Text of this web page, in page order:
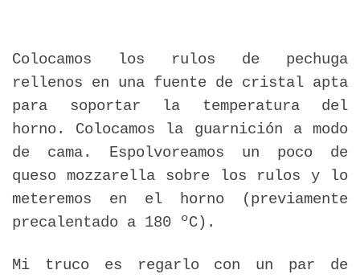
Colocamos los rulos de pechuga
rellenos en una fuente de cristal apta
para soportar la temperatura del
horno. Colocamos la guarnición a modo
de cama. Espolvoreamos un poco de
queso mozzarella sobre los rulos y lo
meteremos en el horno (previamente
precalentado a 180 ºC).
Mi truco es regarlo con un par de